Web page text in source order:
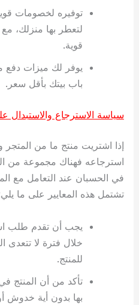
توفيره لخصومات
لتعطر بها منزلك،
قوية.
يوفر لك ميزات
باب بيتك بأقل سعر.
سياسة الاسترجاع والاستبدال
إذا اشتريت منتج ما من المتجر
استرجاعه فهناك مجموعة من
في الحسبان عند التعامل مع
تشتمل هذه المعايير على ما
يجب أن تقدم طلب
للمنتج.
تأكد من أن المنتج
بها بدون أية خدوش